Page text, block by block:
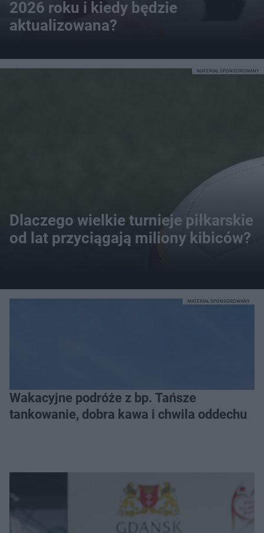
2026 roku i kiedy będzie
aktualizowana?
Dlaczego wielkie turnieje piłkarskie
od lat przyciągają miliony kibiców?
MATERIAŁ SPONSOROWANY
Wakacyjne podróże z bp. Tańsze
tankowanie, dobra kawa i chwila oddechu
MATERIAŁ SPONSOROWANY